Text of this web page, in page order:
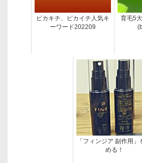
ピカキチ、ピカイチ人気キ
ーワード202209
育毛5
「フィンジア 副作用」
める！